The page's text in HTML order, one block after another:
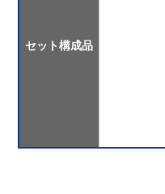
セット構成品